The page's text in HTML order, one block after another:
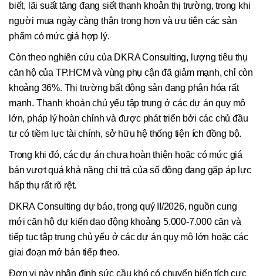
biết, lãi suất tăng đang siết thanh khoản thị trường, trong khi
người mua ngày càng thận trọng hơn và ưu tiên các sản
phẩm có mức giá hợp lý.
Còn theo nghiên cứu của DKRA Consulting, lượng tiêu thụ
căn hộ của TP.HCM và vùng phụ cận đã giảm mạnh, chỉ còn
khoảng 36%. Thị trường bất động sản đang phân hóa rất
mạnh. Thanh khoản chủ yếu tập trung ở các dự án quy mô
lớn, pháp lý hoàn chỉnh và được phát triển bởi các chủ đầu
tư có tiềm lực tài chính, sở hữu hệ thống tiện ích đồng bộ.
Trong khi đó, các dự án chưa hoàn thiện hoặc có mức giá
bán vượt quá khả năng chi trả của số đông đang gặp áp lực
hấp thụ rất rõ rệt.
DKRA Consulting dự báo, trong quý II/2026, nguồn cung
mới căn hộ dự kiến dao động khoảng 5.000-7.000 căn và
tiếp tục tập trung chủ yếu ở các dự án quy mô lớn hoặc các
giai đoạn mở bán tiếp theo.
Đơn vị này nhận định sức cầu khó có chuyển biến tích cực